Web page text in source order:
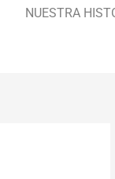
NUESTRA